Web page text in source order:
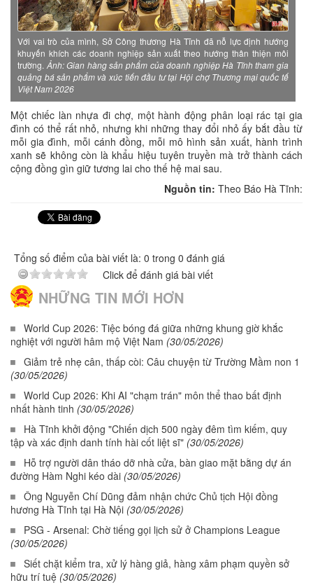
Với vai trò của mình, Sở Công thương Hà Tĩnh đã nỗ lực định hướng
khuyến khích các doanh nghiệp sản xuất theo hướng thân thiện môi
trường. Ảnh: Gian hàng sản phẩm của doanh nghiệp Hà Tĩnh tham gia
quảng bá sản phẩm và xúc tiến đầu tư tại Hội chợ Thương mại quốc tế
Việt Nam 2026
Một chiếc làn nhựa đi chợ, một hành động phân loại rác tại gia
đình có thể rất nhỏ, nhưng khi những thay đổi nhỏ ấy bắt đầu từ
mỗi gia đình, mỗi cánh đồng, mỗi mô hình sản xuất, hành trình
xanh sẽ không còn là khẩu hiệu tuyên truyền mà trở thành cách
cộng đồng gìn giữ tương lai cho thế hệ mai sau.
Nguồn tin: Theo Báo Hà Tĩnh:
Tổng số điểm của bài viết là: 0 trong 0 đánh giá
Click để đánh giá bài viết
NHỮNG TIN MỚI HƠN
World Cup 2026: Tiệc bóng đá giữa những khung giờ khắc
nghiệt với người hâm mộ Việt Nam (30/05/2026)
Giảm trẻ nhẹ cân, thấp còi: Câu chuyện từ Trường Mầm non 1
(30/05/2026)
World Cup 2026: Khi AI "chạm trán" môn thể thao bất định
nhất hành tinh (30/05/2026)
Hà Tĩnh khởi động "Chiến dịch 500 ngày đêm tìm kiếm, quy
tập và xác định danh tính hài cốt liệt sĩ" (30/05/2026)
Hỗ trợ người dân tháo dỡ nhà cửa, bàn giao mặt bằng dự án
đường Hàm Nghi kéo dài (30/05/2026)
Ông Nguyễn Chí Dũng đảm nhận chức Chủ tịch Hội đồng
hương Hà Tĩnh tại Hà Nội (30/05/2026)
PSG - Arsenal: Chờ tiếng gọi lịch sử ở Champions League
(30/05/2026)
Siết chặt kiểm tra, xử lý hàng giả, hàng xâm phạm quyền sở
hữu trí tuệ (30/05/2026)